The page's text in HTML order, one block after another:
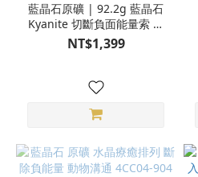
藍晶石原礦 | 92.2g 藍晶石
Kyanite 切斷負面能量索 水
晶療癒 動物溝通課使用
S25BP15-061
NT$1,399